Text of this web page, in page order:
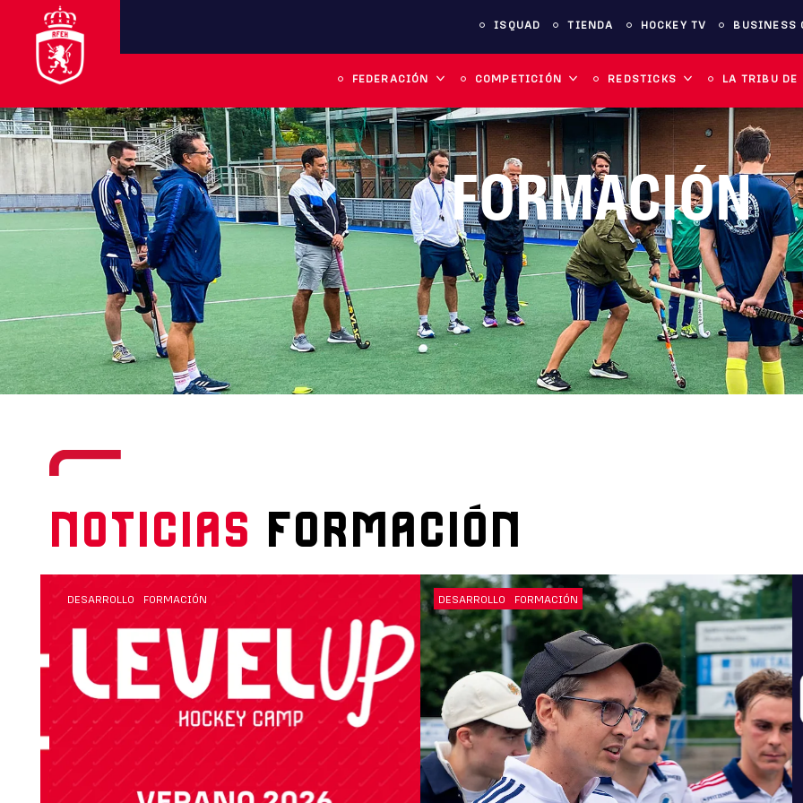
ISQUAD TIENDA HOCKEY TV BUSINESS
FEDERACIÓN COMPETICIÓN REDSTICKS LA TRIBU DE
FORMACIÓN
NOTICIAS FORMACIÓN
DESARROLLO FORMACIÓN DESARROLLO FORMACIÓN